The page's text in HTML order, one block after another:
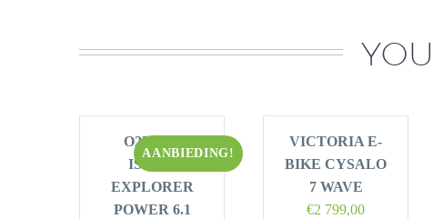
AANBIEDING!
O2FEEL
ISWAN
EXPLORER
POWER 6.1
VICTORIA E-
BIKE CYSALO
7 WAVE
€2 799,00